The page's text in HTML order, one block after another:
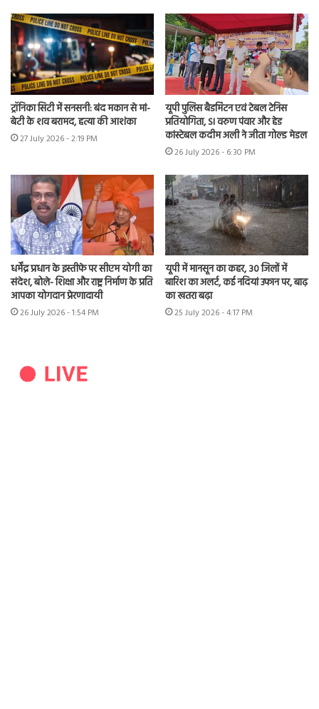
ट्रॉनिका सिटी में सनसनी: बंद मकान से मां-
बेटी के शव बरामद, हत्या की आशंका
27 July 2026 - 2:19 PM
यूपी पुलिस बैडमिंटन एवं टेबल टेनिस
प्रतियोगिता, SI वरुण पंवार और हेड
कांस्टेबल कदीम अली ने जीता गोल्ड मेडल
26 July 2026 - 6:30 PM
धर्मेंद्र प्रधान के इस्तीफे पर सीएम योगी का
संदेश, बोले- शिक्षा और राष्ट्र निर्माण के प्रति
आपका योगदान प्रेरणादायी
26 July 2026 - 1:54 PM
यूपी में मानसून का कहर, 30 जिलों में
बारिश का अलर्ट, कई नदियां उफान पर, बाढ़
का खतरा बढ़ा
25 July 2026 - 4:17 PM